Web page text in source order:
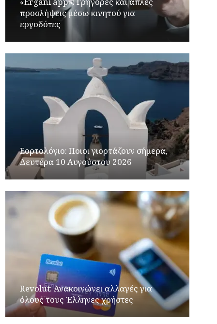
προσλήψεις μέσω κινητού για
εργοδότες
Εορτολόγιο: Ποιοι γιορτάζουν σήμερα,
Δευτέρα 10 Αυγούστου 2026
Revolut: Ανακοινώνει αλλαγές για
όλους τους Έλληνες χρήστες